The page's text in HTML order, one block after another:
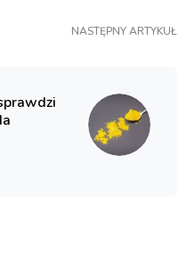
NASTĘPNY ARTYKUŁ